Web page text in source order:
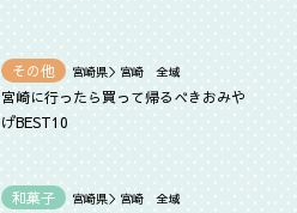
その他 宮崎県＞宮崎 全域
宮崎に行ったら買って帰るべきおみや
げBEST10
和菓子 宮崎県＞宮崎 全域